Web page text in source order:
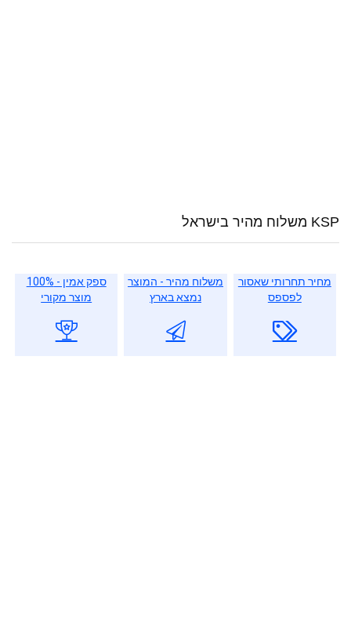
KSP משלוח מהיר בישראל
מחיר תחרותי שאסור
לפספס
משלוח מהיר - המוצר
נמצא בארץ
ספק אמין - 100%
מוצר מקורי